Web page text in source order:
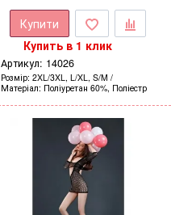
Купити
Купить в 1 клик
Артикул: 14026
Розмір 2XL/3XL, L/XL, S/M
Матеріал Поліуретан 60%, Поліестр